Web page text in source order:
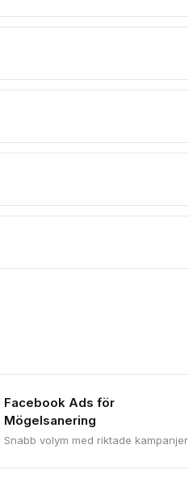
Facebook Ads för
Mögelsanering
Snabb volym med riktade kampanjer